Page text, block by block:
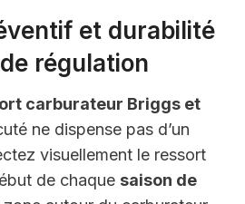
et durabilité
régulation
carburateur Briggs et
ne dispense pas d’un
visuellement le ressort
de chaque saison de